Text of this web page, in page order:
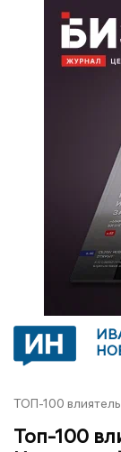
ТОП-100
Топ-100